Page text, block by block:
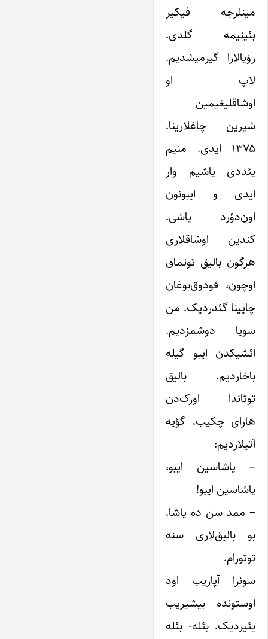
مینلرجه فیکیر
بئینیمه گلدی.
رؤیالارا گیرمیشدیم.
لاپ او
اوشاقلیغیمین
شیرین چاغلارینا.
۱۳۷۵ ایدی. منیم
یئددی یاشیم وار
ایدی و ایبونون
اون‌دؤرد یاشی.
کندین اوشاقلاری
هرگون بالیق توتماق
اوچون، قودوق‌بوغان
چایینا گئدردیک. من
سویا دوشمزدیم.
ائشیکدن ایبو گیله
باخاردیم. بالیق
توتاندا اورک‌دن
هارای چکیب، گؤیه
آتیلاردیم:
– یاشاسین ایبو،
یاشاسین ایبو!
– ممد سن ده یاشا،
بو بالیق‌لاری سنه
توتورام.
سونرا آپاریب اود
اوستونده بیشیریب
یئیردیک. بئله- بئله